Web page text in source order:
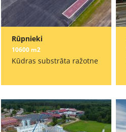
Rūpnieki
10600 m2
Kūdras substrāta ražotne